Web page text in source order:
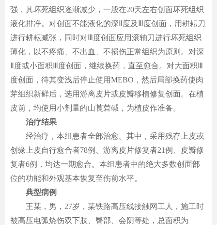
强，其坏死组织逐渐减少，一般在20天左右创面坏死组织
液化排净。对创面不能液化的深Ⅱ度及Ⅲ度创面，用耕耘刀
进行耕耘减张，同时对Ⅲ度创面应用滚轴刀进行坏死组织
薄化，以不疼痛、不出血、不损伤正常组织为原则。对深
Ⅱ度或小面积Ⅲ度创面，继续换药，直至愈合。对大面积Ⅲ
度创面，待其变浅后停止使用MEBO，然后局部换药使肉
芽组织新鲜后，选用游离皮片或皮瓣移植修复创面。在植
皮前，均使用小剂量的山莨菪碱，为植皮作准备。
治疗结果
经治疗，本组患者全部治愈。其中，采用残存上皮或
创缘上皮自行愈合者78例、游离皮片修复者21例、皮瓣修
复者6例，均达一期愈合。本组患者中的绝大多数创面部
位的功能和外观基本恢复至伤前水平。
典型病例
王某，男，27岁，某铁路高压线接触网工人，施工时
被高压电弧烧伤双下肢、臀部、会阴等处，总面积为